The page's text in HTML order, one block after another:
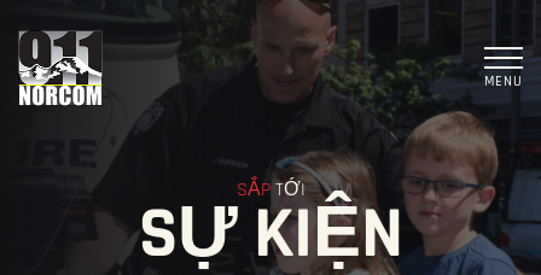
MENU
SẮPTỚI
SỰ KIỆN